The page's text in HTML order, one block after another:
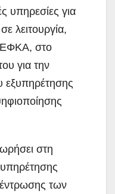
υπηρεσίες για
λειτουργία,
ΕΦΚΑ, στο
για την
εξυπηρέτησης
στη
των